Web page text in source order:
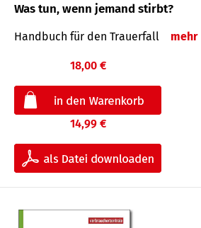
Was tun, wenn jemand stirbt?
Handbuch für den Trauerfall mehr
18,00 €
14,99 €